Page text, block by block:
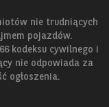
nie trudniących
pojazdów.
kodeksu cywilnego i
nie odpowiada za
ogłoszenia.